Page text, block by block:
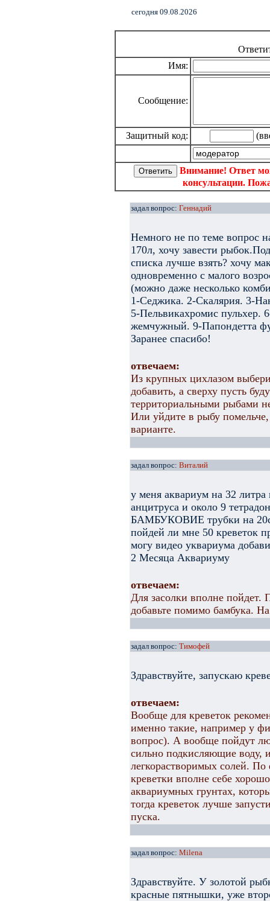
cегодня 09.08.2026
Имя:
Сообщение:
Защитный код:
Внимание! Ответ
консультации.
задал вопрос: Геннадий
Немного не по теме вопрос
170л, хочу завести
списка лучше взять? хочу
одновременно с малого
(можно даже несколько
1-Седжика. 2-Скалярия. 3-
5-Пельвикахромис пульхер.
жемчужный. 9-Папондетта
Заранее спасибо!
отвечаем:
Из крупных цихлазом
добавить, а сверху пусть
территориальными рыбами
Или уйдите в рыбу
варианте.
задал вопрос: Виталий
у меня аквариум на 32
анцитруса и около 9
БАМБУКОВИЕ трубки на
пойдей ли мне 50 креветок
могу видео уквариума
2 Месяца Аквариуму
отвечаем:
Для засолки вполне пойдет.
добавьте помимо бамбука.
задал вопрос: Тимофей
Здравствуйте, запускаю
отвечаем:
Вообще для креветок
именно такие, например у
вопрос). А вообще пойдут
сильно подкисляющие воду,
легкорастворимых солей.
креветки вполне себе
аквариумных грунтах,
тогда креветок лучше
пуска.
задал вопрос: Milena
Здравствуйте. У золотой
красные пятнышки, уже